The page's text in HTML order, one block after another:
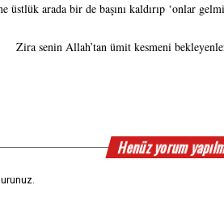
üstlük arada bir de başını kaldırıp ‘onlar
Zira senin Allah’tan ümit kesmeni
Henüz yorum